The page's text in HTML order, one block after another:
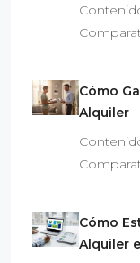
Cómo
Alquiler
Cómo
Alquiler